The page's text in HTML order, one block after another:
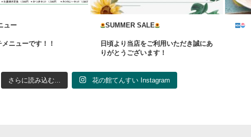
ュー
ニューです！！
SUMMER SALE
日頃より当店をご利用いただき誠にあ
りがとうございます！
さらに読み込む... 花の館てんすい Instagram